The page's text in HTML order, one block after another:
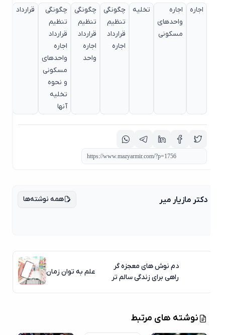
اجاره
واحدهای
مسکونی
تخلیه
چگونگی
تنظیم
قرارداد
چگونگی
تنظیم
قرارداد
چگونگی
تنظیم
قرارداد
واحدهای
مسکونی
و نحوه
تخلیه
قرارداد
دکتر مازیار میر همه نوشته‌ها
دم نوش های معجزه گر
راهی برای زندگی سالم تر
علم به توان زمان
نوشته های مرتبط